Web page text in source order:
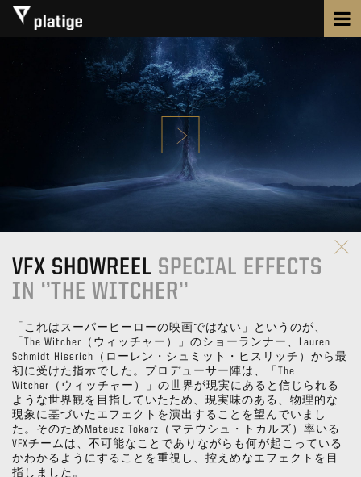
VFX SHOWREEL SPECIAL EFFECTS
IN ‘’THE WITCHER’’
「これはスーパーヒーローの映画ではない」というのが、
「The Witcher（ウィッチャー）」のショーランナー、Lauren
Schmidt Hissrich（ローレン・シュミット・ヒスリッチ）から最
初に受けた指示でした。プロデューサー陣は、「The
Witcher（ウィッチャー）」の世界が現実にあると信じられる
ような世界観を目指していたため、現実味のある、物理的な
現象に基づいたエフェクトを演出することを望んでいまし
た。そのためMateusz Tokarz（マテウシュ・トカルズ）率いる
VFXチームは、不可能なことでありながらも何が起こっている
かわかるようにすることを重視し、控えめなエフェクトを目
指しました。